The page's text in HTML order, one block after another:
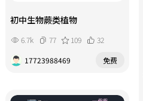
初中生物蕨类植物
6.7k 77 109
32
17723988469
免费